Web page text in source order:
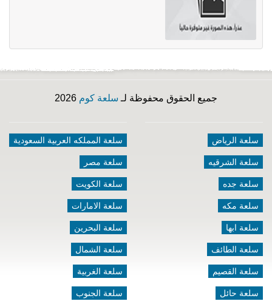
جميع الحقوق محفوظة لـ سلعة كوم
سلعة الرياض
سلعة الشرقيه
سلعة جده
سلعة مكه
سلعة ابها
سلعة الطائف
سلعة القصيم
سلعة حائل
سلعة المملكه العربية السعودية
سلعة مصر
سلعة الكويت
سلعة الامارات
سلعة البحرين
سلعة الشمال
سلعة الغربية
سلعة الجنوب